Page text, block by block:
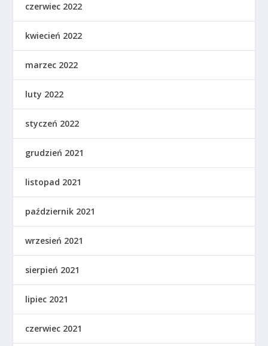
czerwiec 2022
kwiecień 2022
marzec 2022
luty 2022
styczeń 2022
grudzień 2021
listopad 2021
październik 2021
wrzesień 2021
sierpień 2021
lipiec 2021
czerwiec 2021